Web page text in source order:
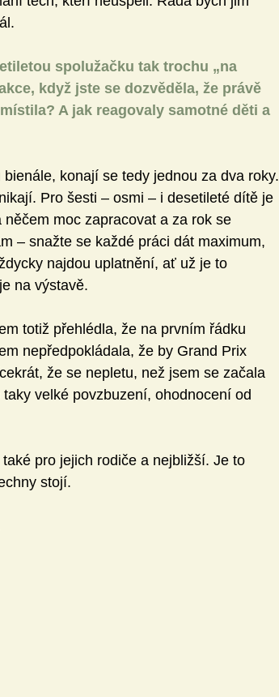
spolužačku tak trochu „na
když jste se dozvěděla, že právě
A jak reagovaly samotné děti a
konají se tedy jednou za dva roky.
Pro šesti – osmi – i desetileté dítě je
moc zapracovat a za rok se
– snažte se každé práci dát maximum,
najdou uplatnění, ať už je to
na výstavě.
totiž přehlédla, že na prvním řádku
nepředpokládala, že by Grand Prix
že se nepletu, než jsem se začala
velké povzbuzení, ohodnocení od
pro jejich rodiče a nejbližší. Je to
stojí.